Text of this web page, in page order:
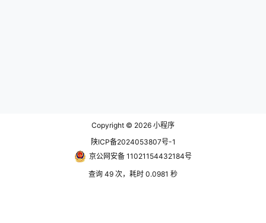
Copyright © 2026 小程序
陕ICP备2024053807号-1
京公网安备 11021154432184号
查询 49 次，耗时 0.0981 秒